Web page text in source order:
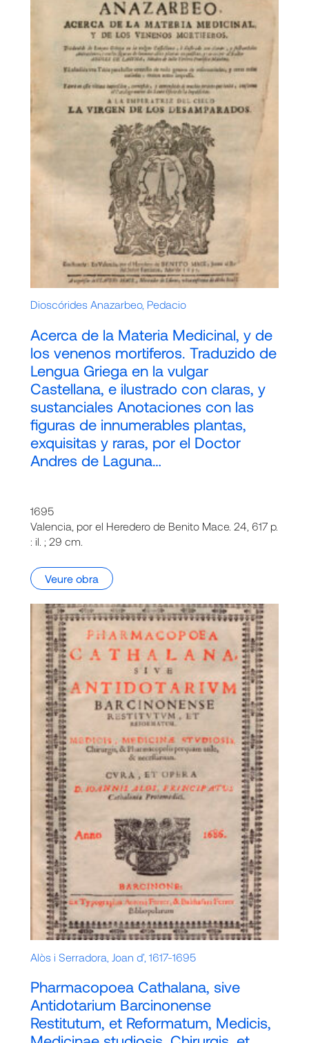
Dioscórides Anazarbeo, Pedacio
Acerca de la Materia Medicinal, y de
los venenos mortiferos. Traduzido de
Lengua Griega en la vulgar
Castellana, e ilustrado con claras, y
sustanciales Anotaciones con las
figuras de innumerables plantas,
exquisitas y raras, por el Doctor
Andres de Laguna…
1695
Valencia, por el Heredero de Benito Mace. 24, 617 p.
: il. ; 29 cm.
Veure obra
Alòs i Serradora, Joan d’, 1617-1695
Pharmacopoea Cathalana, sive
Antidotarium Barcinonense
Restitutum, et Reformatum, Medicis,